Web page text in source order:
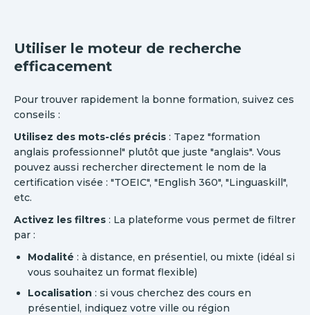
Utiliser le moteur de recherche
efficacement
Pour trouver rapidement la bonne formation, suivez ces
conseils :
Utilisez des mots-clés précis : Tapez "formation
anglais professionnel" plutôt que juste "anglais". Vous
pouvez aussi rechercher directement le nom de la
certification visée : "TOEIC", "English 360", "Linguaskill",
etc.
Activez les filtres : La plateforme vous permet de filtrer
par :
Modalité : à distance, en présentiel, ou mixte (idéal si
vous souhaitez un format flexible)
Localisation : si vous cherchez des cours en
présentiel, indiquez votre ville ou région